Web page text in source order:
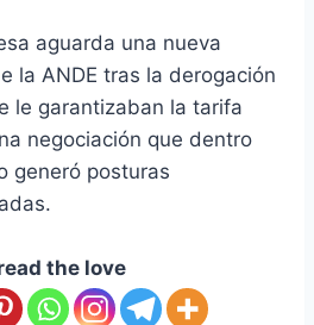
aguarda una nueva
la ANDE tras la derogación
le garantizaban la tarifa
negociación que dentro
generó posturas
the love